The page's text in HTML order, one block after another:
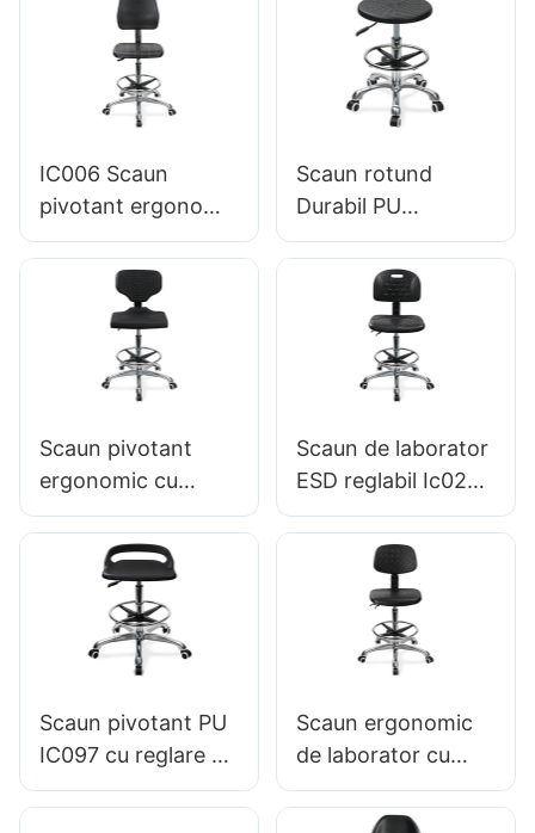
PU PU STOOL
DESCHIDE STOLUL
DE PUT
ALIMENTABIL AI
RENELOR & CROM
CROM 5 STAR
IC006 Scaun
pivotant ergonomic
cu scaun de spumă
intergal de spătar &
ESD Science Lab
Stool Inel de picior
reglabil în înălțime
& Baza de 5 stele
laboratoare &
Scaun rotund
Durabil PU
Laborator IC013 cu
inel integral al
scaunului de spumă
Înălțime reglabil inel
de picior & Nylon
Base de 5 stele
curate Laboratoare
Hewei
Scaun pivotant
ergonomic cu
spătar ESD Science
Lab Stool IC016
Inel de picior
ajustat de înălțime
& Baza de 5 stele
din aluminiu pentru
CALEANS
Scaun de laborator
ESD reglabil Ic022
cu spătar cu
control al înălțimii și
ridicare pe gaz,
opțiuni de bază
pentru medii
sensibile la
Scaun pivotant PU
IC097 cu reglare a
înălțimii baze
Scaun ergonomic
de laborator cu
spătar PU 360 °
Pivotant & Baza de